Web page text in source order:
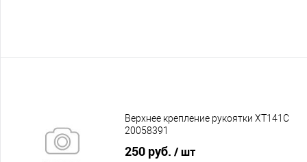
Верхнее крепление рукоятки XT141C
20058391
250 руб. / шт